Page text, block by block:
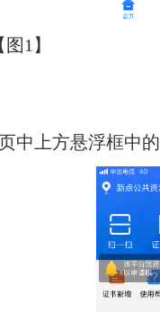
1 】
中上方悬浮框中的